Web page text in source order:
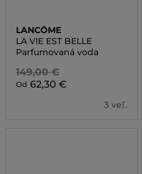
LANCÔME
LA VIE EST BELLE
Parfumovaná voda
149,00 €
Od 62,30 €
3 veľ.